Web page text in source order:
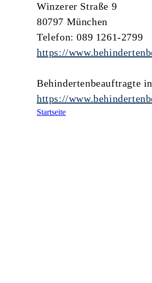
Winzerer Straße 9
80797 München
Telefon: 089 1261-2799
https://
Behindertenbeauftragte
https://
Startseite